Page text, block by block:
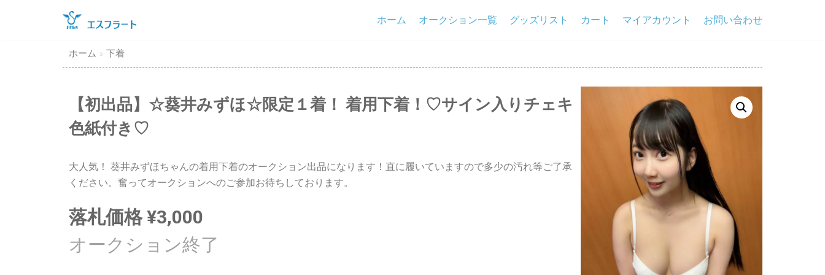
ホーム オークション一覧 グッズリスト カート マイアカウント お問い合わせ
ホーム » 下着
【初出品】☆葵井みずほ☆限定１着！ 着用下着！♡サイン入りチェキ
色紙付き♡
大人気！ 葵井みずほちゃんの着用下着のオークション出品になります！直に履いていますので多少の汚れ等ご了承
ください。奮ってオークションへのご参加お待ちしております。
落札価格¥3,000